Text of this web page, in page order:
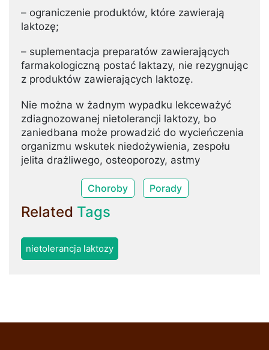
– ograniczenie produktów, które zawierają
laktozę;
– suplementacja preparatów zawierających
farmakologiczną postać laktazy, nie rezygnując
z produktów zawierających laktozę.
Nie można w żadnym wypadku lekceważyć
zdiagnozowanej nietolerancji laktozy, bo
zaniedbana może prowadzić do wycieńczenia
organizmu wskutek niedożywienia, zespołu
jelita drażliwego, osteoporozy, astmy
Choroby Porady
Related Tags
nietolerancja laktozy